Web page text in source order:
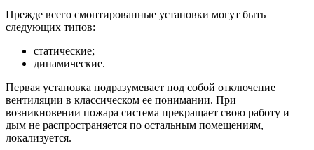
Прежде всего смонтированные установки могут быть
следующих типов:
статические;
динамические.
Первая установка подразумевает под собой отключение
вентиляции в классическом ее понимании. При
возникновении пожара система прекращает свою работу и
дым не распространяется по остальным помещениям,
локализуется.